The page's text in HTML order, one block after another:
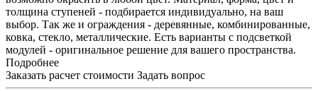
толщина ступеней - подбирается индивидуально, на ваш
выбор. Так же и ограждения - деревянные, комбинированные,
ковка, стекло, металлические. Есть варианты с подсветкой
модулей - оригинальное решение для вашего пространства.
Подробнее
Заказать расчет стоимости Задать вопрос